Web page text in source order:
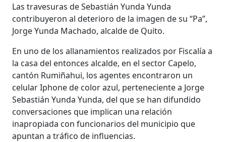
Las travesuras de Sebastián Yunda Yunda
contribuyeron al deterioro de la imagen de su “Pa”,
Jorge Yunda Machado, alcalde de Quito.
En uno de los allanamientos realizados por Fiscalía a
la casa del entonces alcalde, en el sector Capelo,
cantón Rumiñahui, los agentes encontraron un
celular Iphone de color azul, perteneciente a Jorge
Sebastián Yunda Yunda, del que se han difundido
conversaciones que implican una relación
inapropiada con funcionarios del municipio que
apuntan a tráfico de influencias.